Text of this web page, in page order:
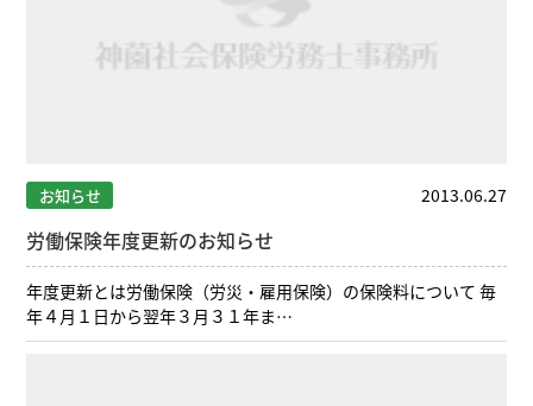
お知らせ 2013.06.27
労働保険年度更新のお知らせ
年度更新とは労働保険（労災・雇用保険）の保険料について 毎
年４月１日から翌年３月３１年ま…